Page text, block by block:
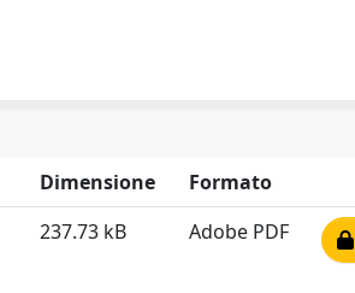
Dimensione
Formato
237.73 kB Adobe PDF